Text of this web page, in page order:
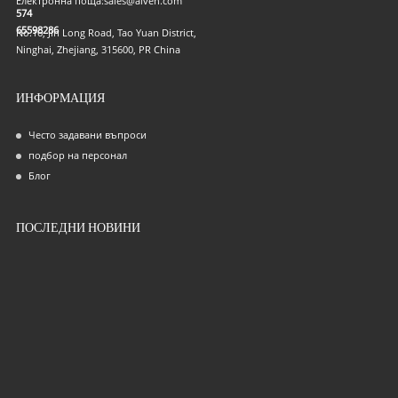
574
65598286
No.16, Jin Long Road, Tao Yuan District,
Ninghai, Zhejiang, 315600, PR China
ИНФОРМАЦИЯ
Често задавани въпроси
подбор на персонал
Блог
ПОСЛЕДНИ НОВИНИ